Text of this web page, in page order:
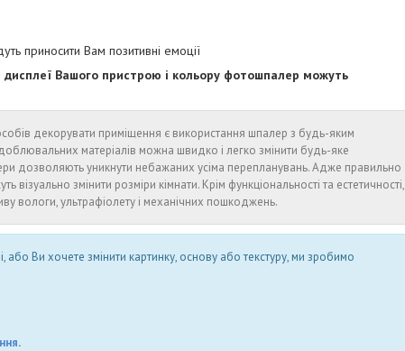
приносити Вам позитивні емоції
дисплеї Вашого пристрою і кольору фотошпалер можуть
декорувати приміщення є використання шпалер з будь-яким
матеріалів можна швидко і легко змінити будь-яке
дозволяють уникнути небажаних усіма перепланувань. Адже правильно
візуально змінити розміри кімнати. Крім функціональності та естетичності,
вологи, ультрафіолету і механічних пошкоджень.
або Ви хочете змінити картинку, основу або текстуру, ми зробимо
.